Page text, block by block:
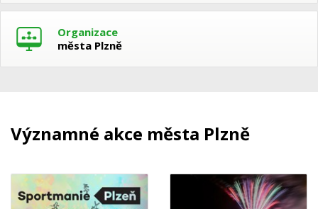
Organizace
města Plzně
Významné akce města Plzně